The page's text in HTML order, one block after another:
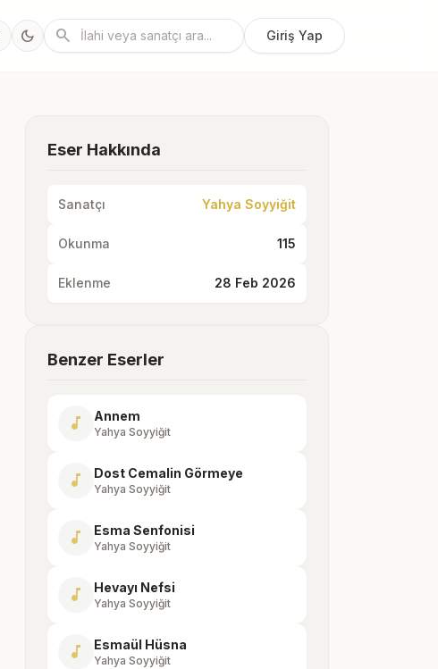
dark_mode search Giriş Yap
Eser Hakkında
Sanatçı Yahya Soyyiğit
Okunma 115
Eklenme 28 Feb 2026
Benzer Eserler
music_note Annem
Yahya Soyyiğit
music_note Dost Cemalin Görmeye
Yahya Soyyiğit
music_note Esma Senfonisi
Yahya Soyyiğit
music_note Hevayı Nefsi
Yahya Soyyiğit
music_note Esmaül Hüsna
Yahya Soyyiğit